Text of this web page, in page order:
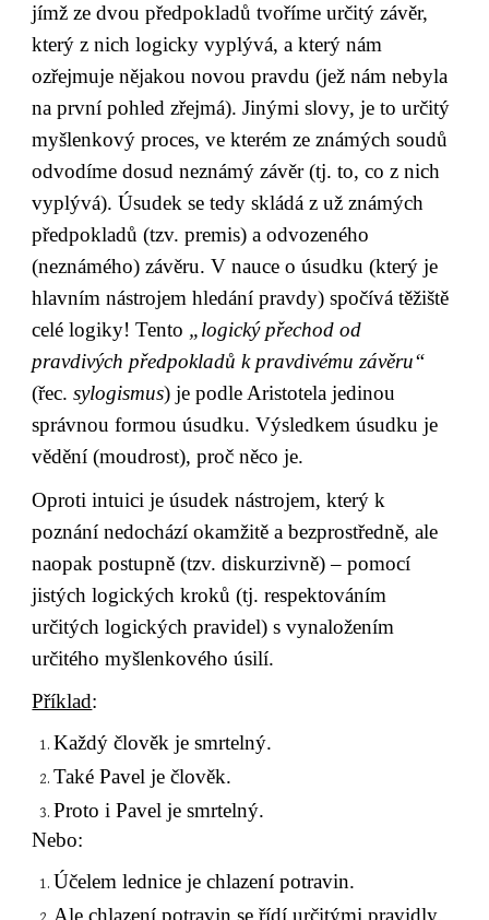
jímž ze dvou předpokladů tvoříme určitý závěr,
který z nich logicky vyplývá, a který nám
ozřejmuje nějakou novou pravdu (jež nám nebyla
na první pohled zřejmá). Jinými slovy, je to určitý
myšlenkový proces, ve kterém ze známých soudů
odvodíme dosud neznámý závěr (tj. to, co z nich
vyplývá). Úsudek se tedy skládá z už známých
předpokladů (tzv. premis) a odvozeného
(neznámého) závěru. V nauce o úsudku (který je
hlavním nástrojem hledání pravdy) spočívá těžiště
celé logiky! Tento „logický přechod od
pravdivých předpokladů k pravdivému závěru“
(řec. sylogismus) je podle Aristotela jedinou
správnou formou úsudku. Výsledkem úsudku je
vědění (moudrost), proč něco je.
Oproti intuici je úsudek nástrojem, který k
poznání nedochází okamžitě a bezprostředně, ale
naopak postupně (tzv. diskurzivně) – pomocí
jistých logických kroků (tj. respektováním
určitých logických pravidel) s vynaložením
určitého myšlenkového úsilí.
Příklad:
Každý člověk je smrtelný.
Také Pavel je člověk.
Proto i Pavel je smrtelný.
Nebo:
Účelem lednice je chlazení potravin.
Ale chlazení potravin se řídí určitými pravidly.